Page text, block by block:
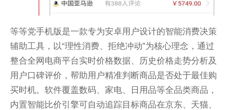
等等党手机版是一款专为安卓用户设计的智能消费决策
辅助工具，以“理性消费、拒绝冲动”为核心理念，通过
整合全网电商平台实时价格数据、历史价格走势分析及
用户口碑评价，帮助用户精准判断商品是否处于最佳购
买时机。软件覆盖数码、家电、日用品等全品类商品，
内置智能比价引擎可自动追踪目标商品在京东、天猫、